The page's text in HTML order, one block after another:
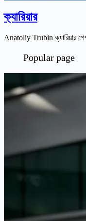
ক্যারিয়ার
Anatoliy Trubin ক্যারিয়ার
Popular page